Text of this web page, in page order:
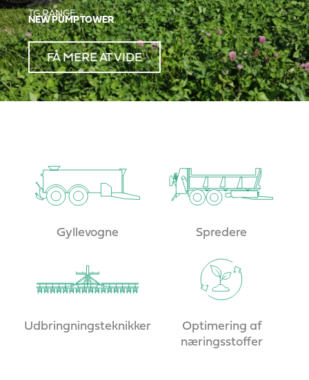
OFFICIAL LAUNCH
CDF AND CTF INCORPORATORS
Gyllevogne Spredere
Udbringningsteknikker
Optimering af
næringsstoffer